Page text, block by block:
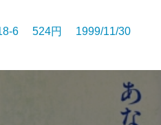
6 524円 1999/11/30